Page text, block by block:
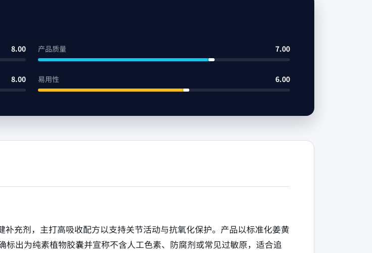
8.00 产品质量 7.00
8.00 易用性 6.00
充剂，主打高吸收配方以支持关节活动与抗氧化保护。产品以标准化姜黄
出为纯素植物胶囊并宣称不含人工色素、防腐剂或常见过敏原，适合追